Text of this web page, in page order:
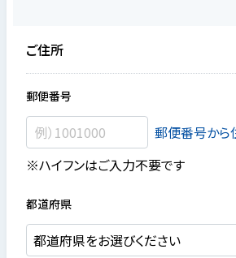
ご住所
郵便番号
郵便番号から
※ハイフンはご入力不要です
都道府県